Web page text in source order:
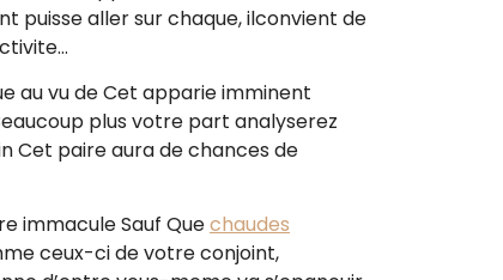
puisse aller sur chaque, ilconvient de
au vu de Cet apparie imminent
plus votre part analyserez
Cet paire aura de chances de
immacule Sauf Quechaudes
ceux-ci de votre conjoint,